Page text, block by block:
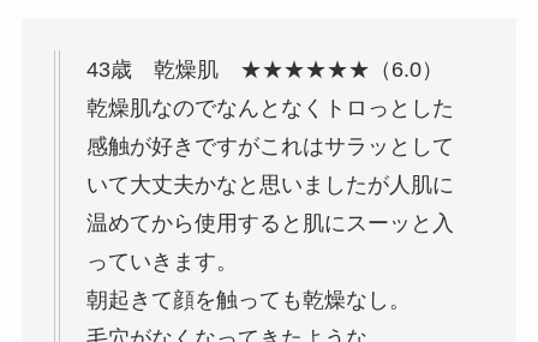
43歳 乾燥肌 ★★★★★★（6.0）
乾燥肌なのでなんとなくトロっとした
感触が好きですがこれはサラッとして
いて大丈夫かなと思いましたが人肌に
温めてから使用すると肌にスーッと入
っていきます。
朝起きて顔を触っても乾燥なし。